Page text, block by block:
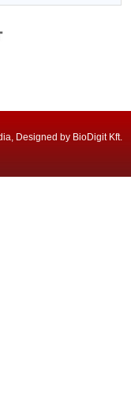
Designed by BioDigit Kft.